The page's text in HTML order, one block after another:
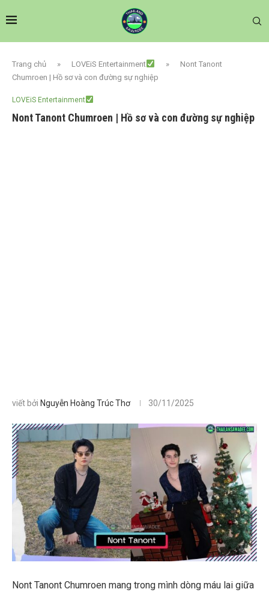
Trang chủ » LOVEiS Entertainment »
Nont Tanont
Chumroen | Hồ sơ và con đường sự nghiệp
LOVEiS Entertainment
Nont Tanont Chumroen | Hồ sơ và con đường sự nghiệp
viết bởi Nguyễn Hoàng Trúc Thơ 30/11/2025
Nont Tanont Chumroen mang trong mình dòng máu lai giữa